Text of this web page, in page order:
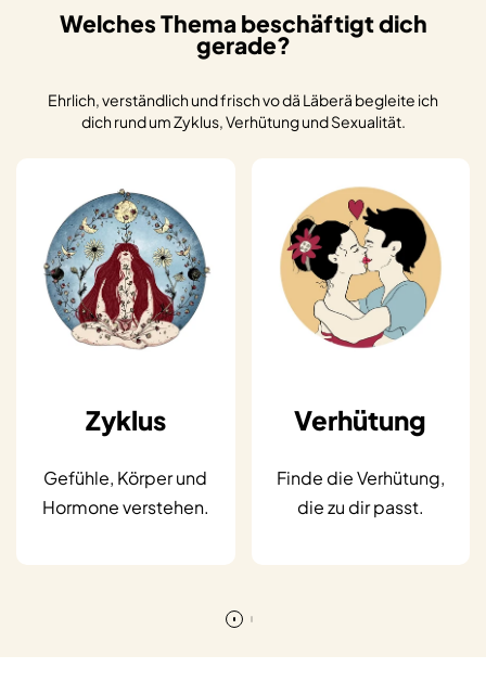
Welches Thema beschäftigt dich
gerade?
Ehrlich, verständlich und frisch vo dä Läberä begleite ich
dich rund um Zyklus, Verhütung und Sexualität.
Zyklus
Gefühle, Körper und
Hormone verstehen.
Verhütung
Finde die Verhütung,
die zu dir passt.